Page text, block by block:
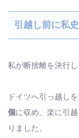
引越し前に私
私が断捨離を決行し
ドイツへ引っ越し
個に収め、楽に引
りました。